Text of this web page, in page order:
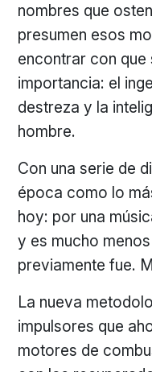
nombres que
presumen esos
encontrar con que
importancia: el
destreza y la
hombre.
Con una serie de
época como lo
hoy: por una
y es mucho
previamente fue.
La nueva
impulsores que
motores de